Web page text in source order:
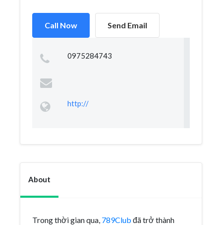
Call Now Send Email
0975284743
http://
About
Trong thời gian qua, 789Club đã trở thành